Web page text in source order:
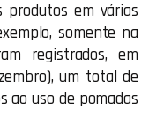
produtos em várias
somente na
registrados, em
um total de
ao uso de pomadas